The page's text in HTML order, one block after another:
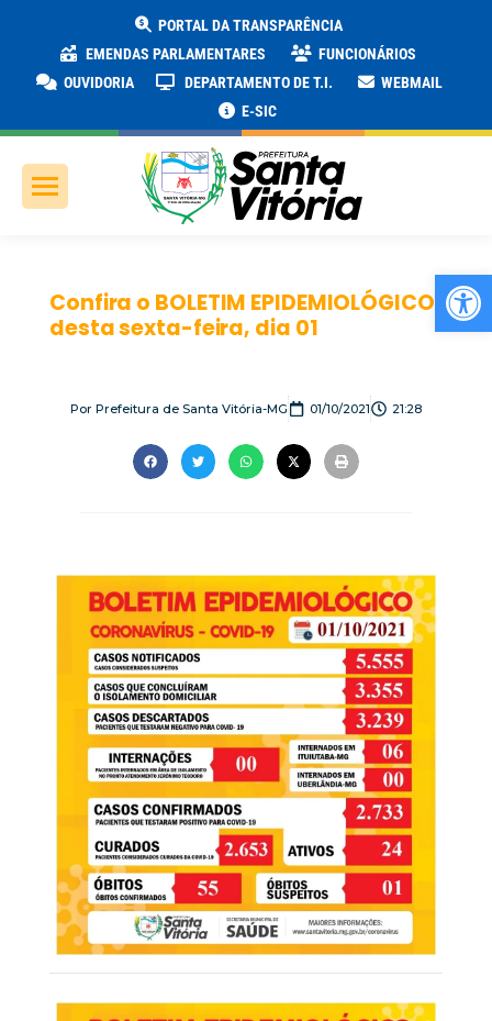
PORTAL DA TRANSPARÊNCIA
EMENDAS PARLAMENTARES
FUNCIONÁRIOS
OUVIDORIA
DEPARTAMENTO DE T.I.
WEBMAIL
E-SIC
Confira o BOLETIM EPIDEMIOLÓGICO
desta sexta-feira, dia 01
Por Prefeitura de Santa Vitória-MG 01/10/2021 21:28